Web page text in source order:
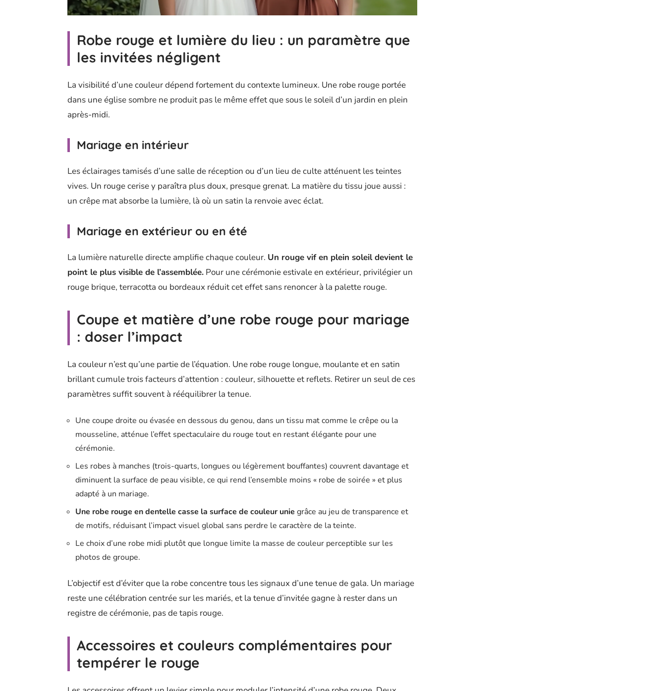
Robe rouge et lumière du lieu : un paramètre que
les invitées négligent
La visibilité d’une couleur dépend fortement du contexte lumineux. Une robe rouge portée
dans une église sombre ne produit pas le même effet que sous le soleil d’un jardin en plein
après-midi.
Mariage en intérieur
Les éclairages tamisés d’une salle de réception ou d’un lieu de culte atténuent les teintes
vives. Un rouge cerise y paraîtra plus doux, presque grenat. La matière du tissu joue aussi :
un crêpe mat absorbe la lumière, là où un satin la renvoie avec éclat.
Mariage en extérieur ou en été
La lumière naturelle directe amplifie chaque couleur. Un rouge vif en plein soleil devient le
point le plus visible de l’assemblée. Pour une cérémonie estivale en extérieur, privilégier un
rouge brique, terracotta ou bordeaux réduit cet effet sans renoncer à la palette rouge.
Coupe et matière d’une robe rouge pour mariage
: doser l’impact
La couleur n’est qu’une partie de l’équation. Une robe rouge longue, moulante et en satin
brillant cumule trois facteurs d’attention : couleur, silhouette et reflets. Retirer un seul de ces
paramètres suffit souvent à rééquilibrer la tenue.
Une coupe droite ou évasée en dessous du genou, dans un tissu mat comme le crêpe ou la
mousseline, atténue l’effet spectaculaire du rouge tout en restant élégante pour une
cérémonie.
Les robes à manches (trois-quarts, longues ou légèrement bouffantes) couvrent davantage et
diminuent la surface de peau visible, ce qui rend l’ensemble moins « robe de soirée » et plus
adapté à un mariage.
Une robe rouge en dentelle casse la surface de couleur unie grâce au jeu de transparence et
de motifs, réduisant l’impact visuel global sans perdre le caractère de la teinte.
Le choix d’une robe midi plutôt que longue limite la masse de couleur perceptible sur les
photos de groupe.
L’objectif est d’éviter que la robe concentre tous les signaux d’une tenue de gala. Un mariage
reste une célébration centrée sur les mariés, et la tenue d’invitée gagne à rester dans un
registre de cérémonie, pas de tapis rouge.
Accessoires et couleurs complémentaires pour
tempérer le rouge